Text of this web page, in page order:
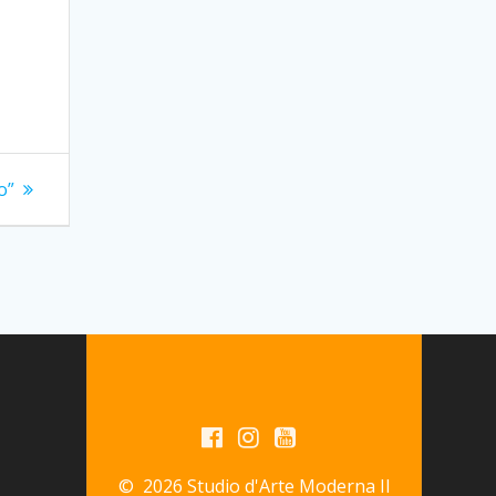
© 2026 Studio d'Arte Moderna Il